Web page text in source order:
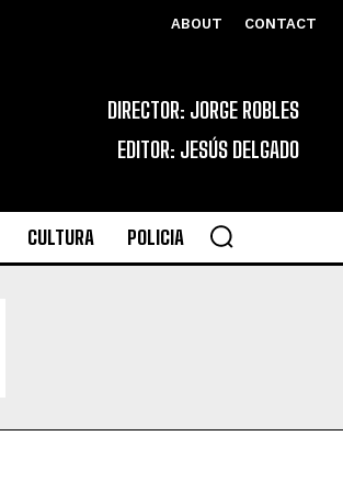
ABOUT CONTACT
DIRECTOR: JORGE ROBLES
EDITOR: JESÚS DELGADO
CULTURA POLICIA